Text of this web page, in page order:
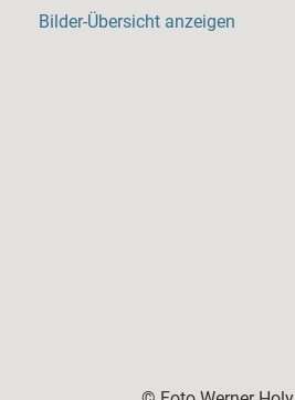
Bilder-Übersicht anzeigen